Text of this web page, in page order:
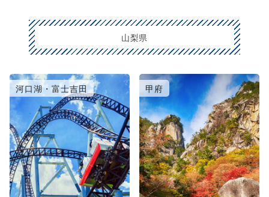
山梨県
河口湖・富士吉田 甲府